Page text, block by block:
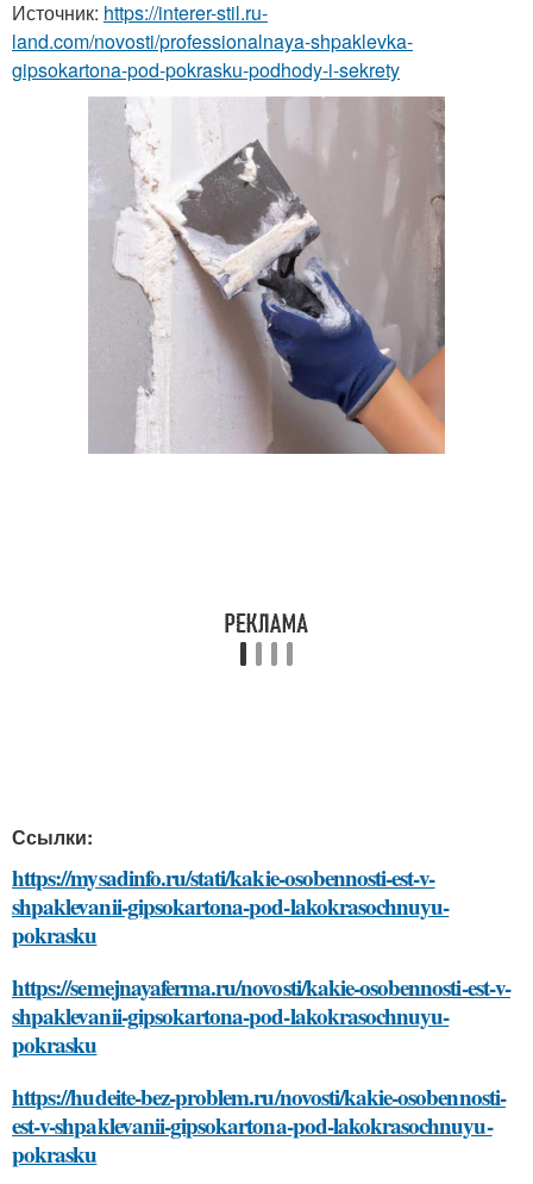
Источник: https://interer-stil.ru-
land.com/novosti/professionalnaya-shpaklevka-
gipsokartona-pod-pokrasku-podhody-i-sekrety
Ссылки:
https://mysadinfo.ru/stati/kakie-osobennosti-est-v-
shpaklevanii-gipsokartona-pod-lakokrasochnuyu-
pokrasku
https://semejnayaferma.ru/novosti/kakie-osobennosti-est-v-
shpaklevanii-gipsokartona-pod-lakokrasochnuyu-
pokrasku
https://hudeite-bez-problem.ru/novosti/kakie-osobennosti-
est-v-shpaklevanii-gipsokartona-pod-lakokrasochnuyu-
pokrasku